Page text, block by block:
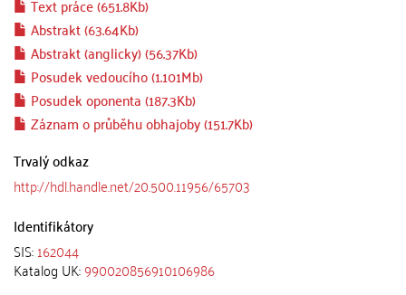
Text práce (651.8Kb)
Abstrakt (63.64Kb)
Abstrakt (anglicky) (56.37Kb)
Posudek vedoucího (1.101Mb)
Posudek oponenta (187.3Kb)
Záznam o průběhu obhajoby (151.7Kb)
Trvalý odkaz
http://hdl.handle.net/20.500.11956/65703
Identifikátory
SIS:162044
Katalog UK:990020856910106986